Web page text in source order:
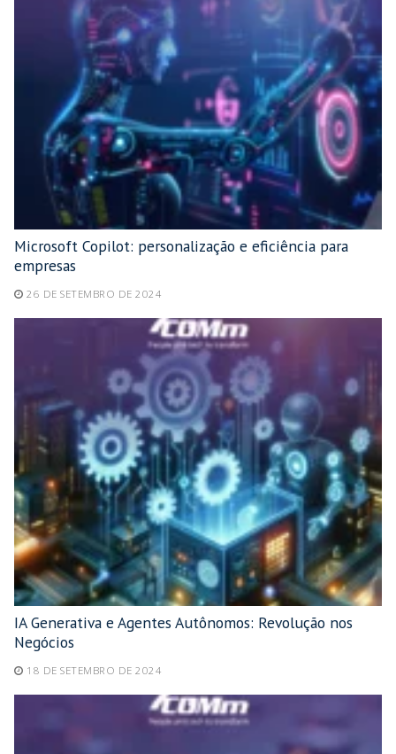
Microsoft Copilot: personalização e eficiência para
empresas
26 DE SETEMBRO DE 2024
IA Generativa e Agentes Autônomos: Revolução nos
Negócios
18 DE SETEMBRO DE 2024